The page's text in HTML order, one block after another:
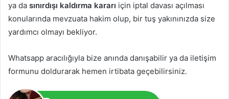
ya da sınırdışı kaldırma kararı için iptal davası açılması
konularında mevzuata hakim olup, bir tuş yakınınızda size
yardımcı olmayı bekliyor.
Whatsapp aracılığıyla bize anında danışabilir ya da iletişim
formunu doldurarak hemen irtibata geçebilirsiniz.